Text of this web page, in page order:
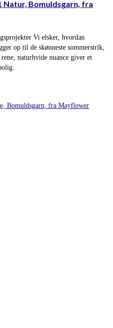
Natur, Bomuldsgarn, fra
Vi elsker, hvordan
op til de skønneste sommerstrik,
naturhvide nuance giver et